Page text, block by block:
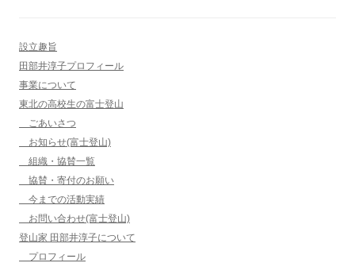
設立趣旨
田部井淳子プロフィール
事業について
東北の高校生の富士登山
ごあいさつ
お知らせ(富士登山)
組織・協賛一覧
協賛・寄付のお願い
今までの活動実績
お問い合わせ(富士登山)
登山家 田部井淳子について
プロフィール